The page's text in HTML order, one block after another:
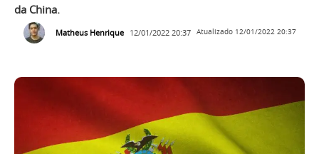
da China.
Matheus Henrique 12/01/2022 20:37 Atualizado 12/01/2022 20:37